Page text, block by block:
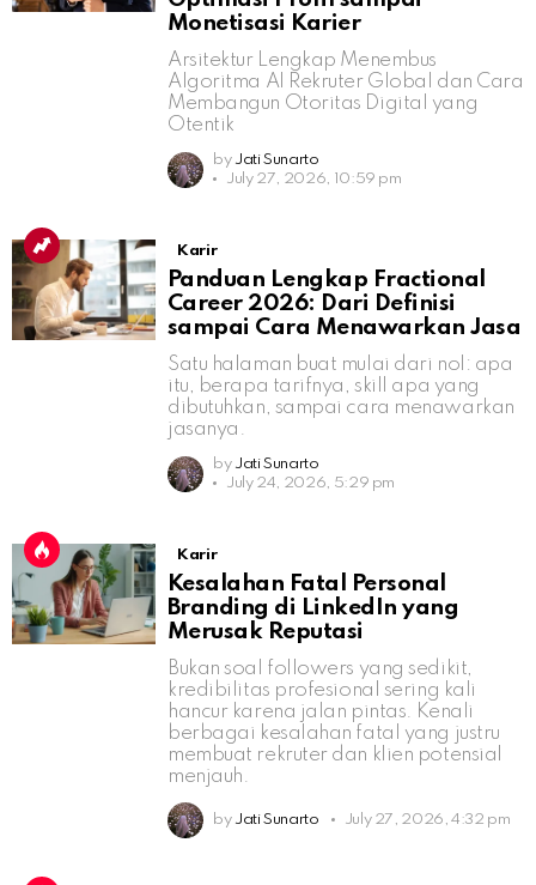
Monetisasi Karier
Arsitektur Lengkap Menembus
Algoritma AI Rekruter Global dan Cara
Membangun Otoritas Digital yang
Otentik
by Jati Sunarto
July 27, 2026, 10:59 pm
Karir
Panduan Lengkap Fractional
Career 2026: Dari Definisi
sampai Cara Menawarkan Jasa
Satu halaman buat mulai dari nol: apa
itu, berapa tarifnya, skill apa yang
dibutuhkan, sampai cara menawarkan
jasanya.
by Jati Sunarto
July 24, 2026, 5:29 pm
Karir
Kesalahan Fatal Personal
Branding di LinkedIn yang
Merusak Reputasi
Bukan soal followers yang sedikit,
kredibilitas profesional sering kali
hancur karena jalan pintas. Kenali
berbagai kesalahan fatal yang justru
membuat rekruter dan klien potensial
menjauh.
by Jati Sunarto July 27, 2026, 4:32 pm